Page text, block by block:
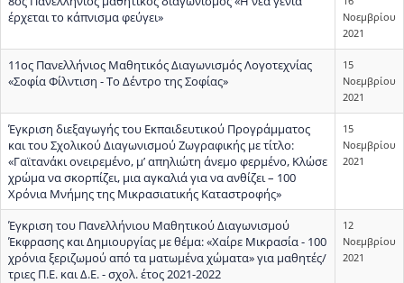
έρχεται το κάπνισμα φεύγει»
Νοεμβρίου
2021
11ος Πανελλήνιος Μαθητικός Διαγωνισμός Λογοτεχνίας
«Σοφία Φίλντιση - Το Δέντρο της Σοφίας»
15
Νοεμβρίου
2021
Έγκριση διεξαγωγής του Εκπαιδευτικού Προγράμματος
και του Σχολικού Διαγωνισμού Ζωγραφικής με τίτλο:
«Γαϊτανάκι ονειρεμένο, μ’ απηλιώτη άνεμο φερμένο, Κλώσε
χρώμα να σκορπίζει, μια αγκαλιά για να ανθίζει – 100
Χρόνια Μνήμης της Μικρασιατικής Καταστροφής»
15
Νοεμβρίου
2021
Έγκριση του Πανελλήνιου Μαθητικού Διαγωνισμού
Έκφρασης και Δημιουργίας με θέμα: «Χαίρε Μικρασία - 100
χρόνια ξεριζωμού από τα ματωμένα χώματα» για μαθητές/
τριες Π.Ε. και Δ.Ε. - σχολ. έτος 2021-2022
12
Νοεμβρίου
2021